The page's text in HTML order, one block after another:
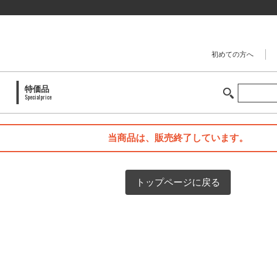
初めての方へ
特価品
Specialprice
当商品は、販売終了しています。